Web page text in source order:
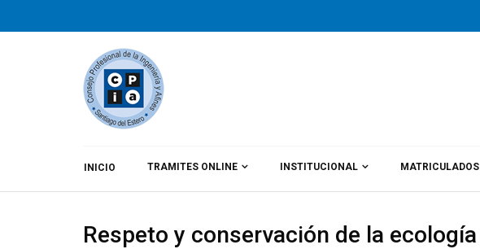
INICIO TRAMITES ONLINE INSTITUCIONAL MATRICULADOS
ByCPIA Category: Noticias
Respeto y conservación de la ecología